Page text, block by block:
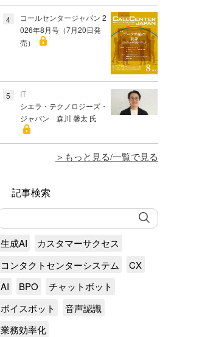
4
コールセンタージャパン 2
026年8月号（7月20日発
売）
5
IT
シエラ・テクノロジーズ・
ジャパン 森川 馨太 氏
もっと見る/一覧で見る
記事検索
生成AI
カスタマーサクセス
コンタクトセンターシステム
CX
AI
BPO
チャットボット
ボイスボット
音声認識
業務効率化